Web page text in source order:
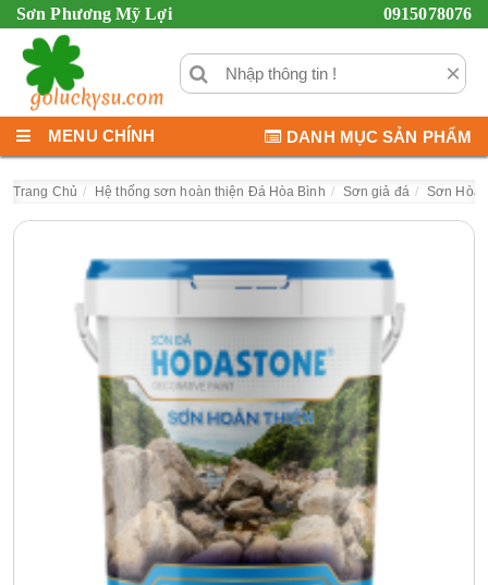
Sơn Phương Mỹ Lợi 0915078076
×
MENU CHÍNH DANH MỤC SẢN PHẨM
Trang Chủ Hệ thống sơn hoàn thiện Đá Hòa Bình Sơn giả đá Sơn Hòa